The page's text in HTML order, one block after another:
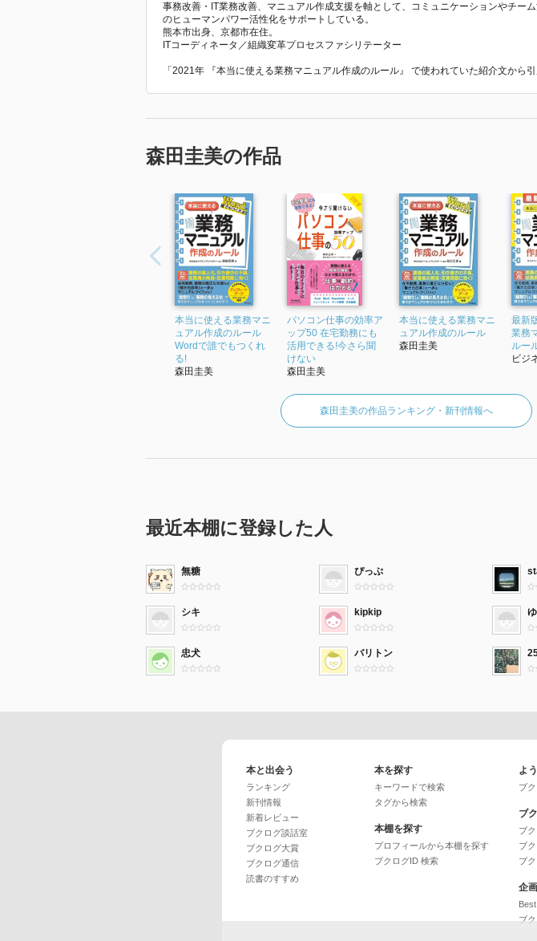
事務改善・IT業務改善、マニュアル作成支援を軸として、コミュニケーションやチー
のヒューマンパワー活性化をサポートしている。
熊本市出身、京都市在住。
ITコーディネータ／組織変革プロセスファシリテーター
「2021年 『本当に使える業務マニュアル作成のルール』 で使われていた紹介文から引
森田圭美の作品
本当に使える業務マニ
ュアル作成のルール
Wordで誰でもつくれ
る!
森田圭美
パソコン仕事の効率ア
ップ50 在宅勤務にも
活用できる!今さら聞
けない
森田圭美
本当に使える業務マニ
ュアル作成のルール
森田圭美
最新
業務
ルー
ビジ
森田圭美の作品ランキング・新刊情報へ
最近本棚に登録した人
無糖 ぴっぷ
シキ kipkip
忠犬 バリトン
本と出会う
ランキング
新刊情報
新着レビュー
ブクログ談話室
ブクログ大賞
ブクログ通信
読書のすすめ
本を探す
キーワードで検索
タグから検索
本棚を探す
プロフィールから本棚を探す
ブクログID 検索
よ
ブ
ブ
ブ
ブ
ブ
企画
ブ